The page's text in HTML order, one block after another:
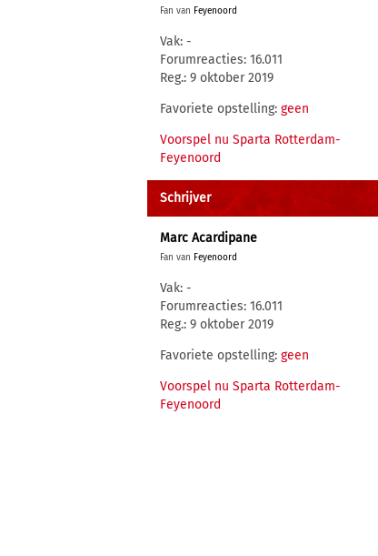
Fan van Feyenoord
Vak: -
Forumreacties: 16.011
Reg.: 9 oktober 2019
Favoriete opstelling: geen
Voorspel nu Sparta Rotterdam-
Feyenoord
Schrijver
Marc Acardipane
Fan van Feyenoord
Vak: -
Forumreacties: 16.011
Reg.: 9 oktober 2019
Favoriete opstelling: geen
Voorspel nu Sparta Rotterdam-
Feyenoord